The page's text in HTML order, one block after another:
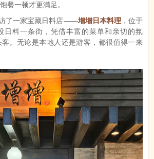
餐一顿才更满足。
了一家宝藏日料店——增增日本料理，位于
日料一条街，凭借丰富的菜单和亲切的氛
。无论是本地人还是游客，都很值得一来